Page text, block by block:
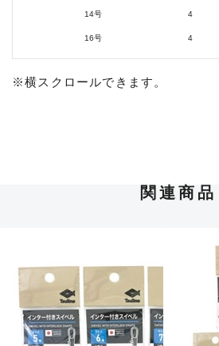
14号 4
16号 4
※横スクロールできます。
関連商品